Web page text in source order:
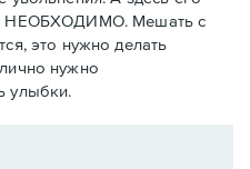
НЕОБХОДИМО. Мешать с
это нужно делать
нужно
улыбки.